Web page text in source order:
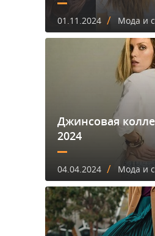
01.11.2024 / Мода и
Джинсовая
2024
04.04.2024 / Мода и